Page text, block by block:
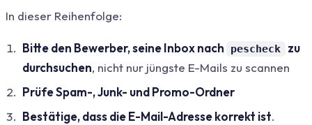
In dieser Reihenfolge:
Bitte den Bewerber, seine Inbox nach pescheck
zu
durchsuchen, nicht nur jüngste E-Mails zu scannen
Prüfe Spam-, Junk- und Promo-Ordner
Bestätige, dass die E-Mail-Adresse korrekt ist.